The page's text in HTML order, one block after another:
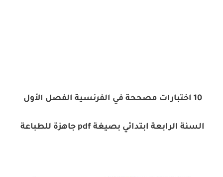
10 اختبارات مصححة في الفرنسية الفصل الأول
السنة الرابعة ابتدائي بصيغة pdf جاهزة للطباعة